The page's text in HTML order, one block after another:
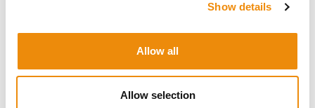
Show details
Allow all
Allow selection
Darm wiederherstellen können: zum Beispiel Pre- und
Probiotika und bestimmte Fettsäuren. Pre- und Probiotika
ungünstige Bakterien keine Chance bekommen, die